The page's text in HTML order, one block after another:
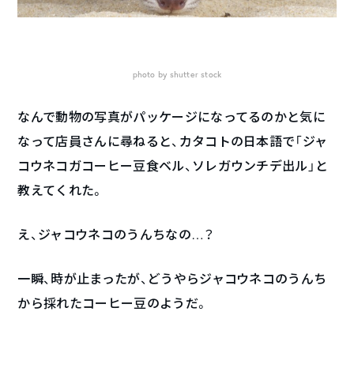
photo by shutter stock
なんで動物の写真がパッケージになってるのかと気に
なって店員さんに尋ねると、カタコトの日本語で「ジャ
コウネコガコーヒー豆食ベル、ソレガウンチデ出ル」と
教えてくれた。
え、ジャコウネコのうんちなの…？
一瞬、時が止まったが、どうやらジャコウネコのうんち
から採れたコーヒー豆のようだ。